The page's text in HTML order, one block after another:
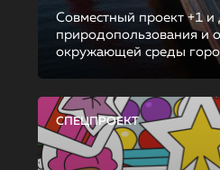
Совместный проект +1 и
природопользования и
окружающей среды
СПЕЦПРОЕКТ